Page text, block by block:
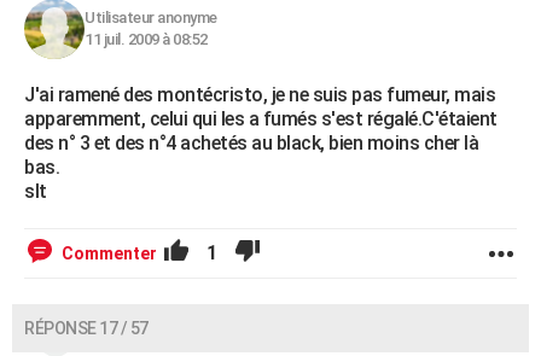
Utilisateur anonyme
11 juil. 2009 à 08:52
J'ai ramené des montécristo, je ne suis pas fumeur, mais
apparemment, celui qui les a fumés s'est régalé.C'étaient
des n° 3 et des n°4 achetés au black, bien moins cher là
bas.
slt
Commenter 1
RÉPONSE 17 / 57